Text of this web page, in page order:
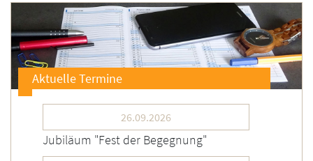
Aktuelle Termine
26.09.2026
Jubiläum "Fest der Begegnung"